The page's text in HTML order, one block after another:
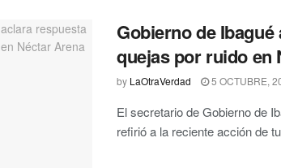
Gobierno de
quejas por ruido en
by LaOtraVerdad 5 OCTUBRE,
El secretario de Gobierno de
refirió a la reciente acción de